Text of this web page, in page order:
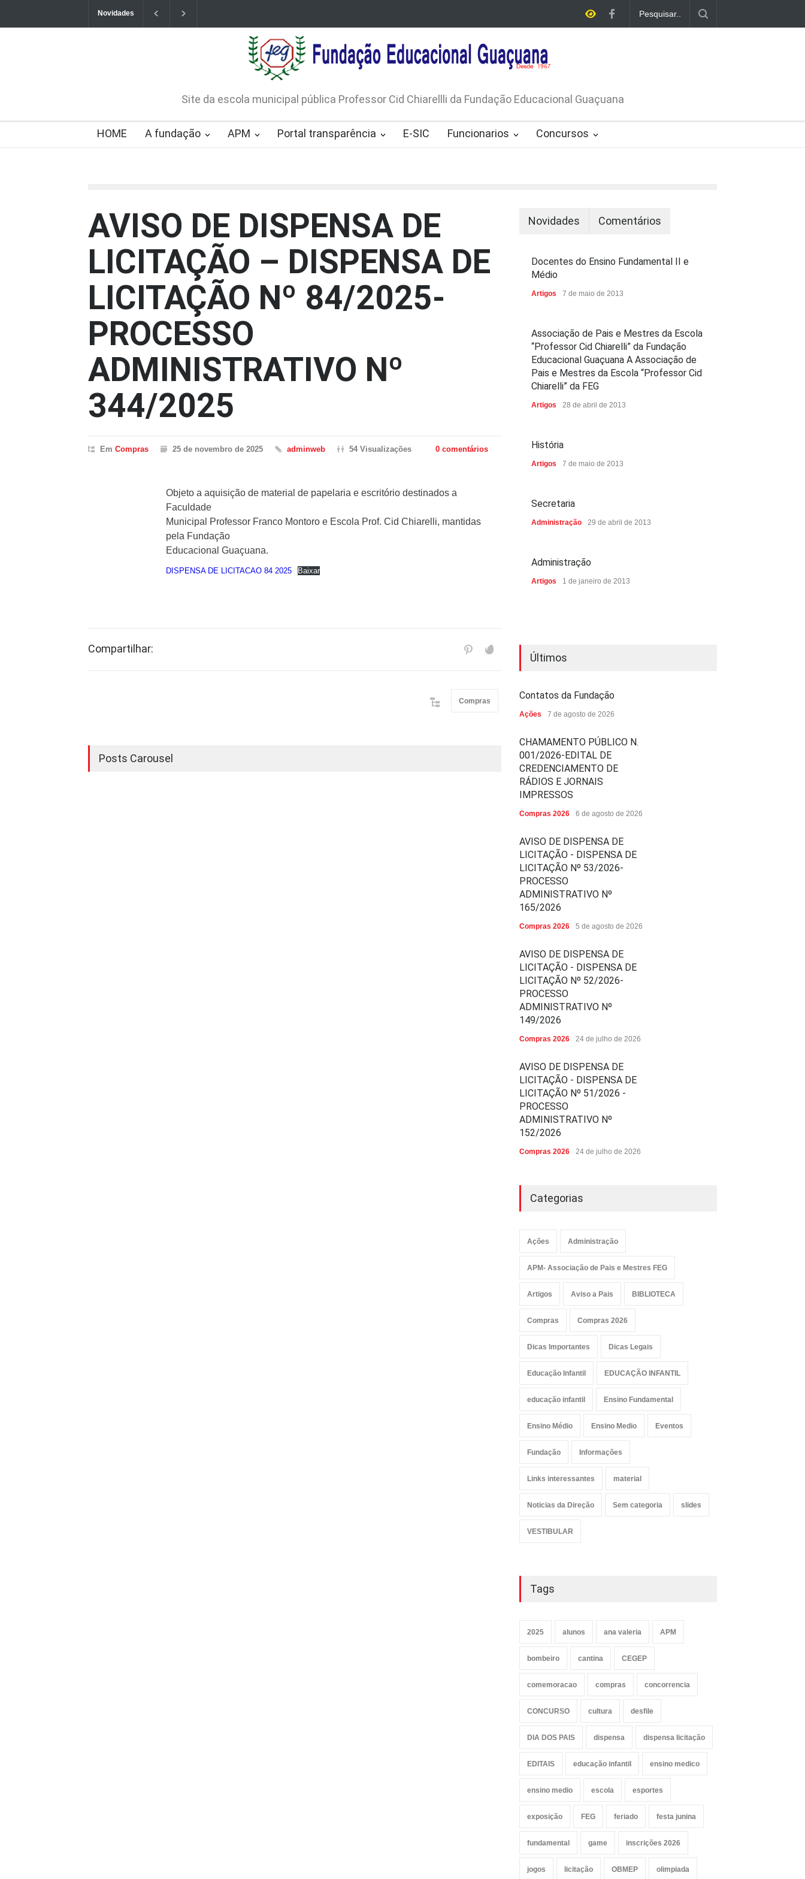
Novidades
CHAMAMENTO PÚBLICO N. 001/2026-EDITAL DE
CREDENCIAMENTO DE RÁDIOS E JORNAIS IMPRESSOS
LICITAÇÃO Nº 53/2026-PROCESSO ADMINISTRATIVO Nº
165/2026
Site da escola municipal pública Professor Cid Chiarellli da Fundação Educacional Guaçuana
HOME A fundação APM Portal transparência E-SIC Funcionarios Concursos
AVISO DE DISPENSA DE
LICITAÇÃO – DISPENSA DE
LICITAÇÃO Nº 84/2025-
PROCESSO
ADMINISTRATIVO Nº
344/2025
Em Compras 25 de novembro de 2025 adminweb 54 Visualizações 0 comentários
Objeto a aquisição de material de papelaria e escritório destinados a
Faculdade
Municipal Professor Franco Montoro e Escola Prof. Cid Chiarelli, mantidas
pela Fundação
Educacional Guaçuana.
DISPENSA DE LICITACAO 84 2025 Baixar
Compartilhar:
Compras
Posts Carousel
Novidades Comentários
Docentes do Ensino Fundamental II e
Médio
Artigos 7 de maio de 2013
Associação de Pais e Mestres da Escola
“Professor Cid Chiarelli” da Fundação
Educacional Guaçuana A Associação de
Pais e Mestres da Escola “Professor Cid
Chiarelli” da FEG
Artigos 28 de abril de 2013
História
Artigos 7 de maio de 2013
Secretaria
Administração 29 de abril de 2013
Administração
Artigos 1 de janeiro de 2013
Últimos
Contatos da Fundação
Ações 7 de agosto de 2026
CHAMAMENTO PÚBLICO N.
001/2026-EDITAL DE
CREDENCIAMENTO DE
RÁDIOS E JORNAIS
IMPRESSOS
Compras 2026 6 de agosto de 2026
AVISO DE DISPENSA DE
LICITAÇÃO - DISPENSA DE
LICITAÇÃO Nº 53/2026-
PROCESSO
ADMINISTRATIVO Nº
165/2026
Compras 2026 5 de agosto de 2026
AVISO DE DISPENSA DE
LICITAÇÃO - DISPENSA DE
LICITAÇÃO Nº 52/2026-
PROCESSO
ADMINISTRATIVO Nº
149/2026
Compras 2026 24 de julho de 2026
AVISO DE DISPENSA DE
LICITAÇÃO - DISPENSA DE
LICITAÇÃO Nº 51/2026 -
PROCESSO
ADMINISTRATIVO Nº
152/2026
Compras 2026 24 de julho de 2026
Categorias
Ações Administração
APM- Associação de Pais e Mestres FEG
Artigos Aviso a Pais BIBLIOTECA
Compras Compras 2026
Dicas Importantes Dicas Legais
Educação Infantil EDUCAÇÃO INFANTIL
educação infantil Ensino Fundamental
Ensino Médio Ensino Medio Eventos
Fundação Informações
Links interessantes material
Noticias da Direção Sem categoria slides
VESTIBULAR
Tags
2025 alunos ana valeria APM
bombeiro cantina CEGEP
comemoracao compras concorrencia
CONCURSO cultura desfile
DIA DOS PAIS dispensa dispensa licitação
EDITAIS educação infantil ensino medico
ensino medio escola esportes
exposição FEG feriado festa junina
fundamental game inscrições 2026
jogos licitação OBMEP olimpiada